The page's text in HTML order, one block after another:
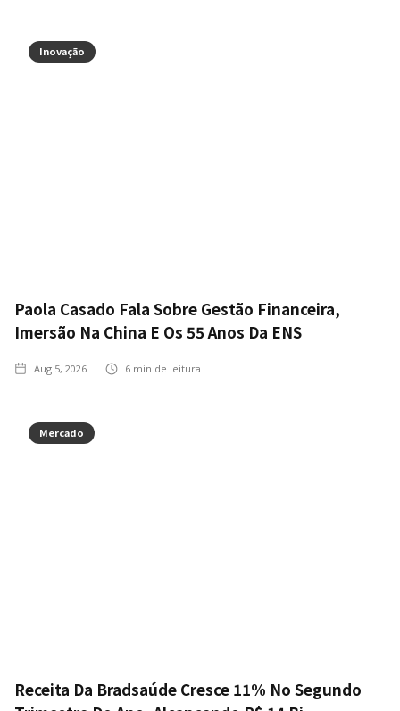
Inovação
Paola Casado Fala Sobre Gestão Financeira,
Imersão Na China E Os 55 Anos Da ENS
Aug 5, 2026 6 min de leitura
Mercado
Receita Da Bradsaúde Cresce 11% No Segundo